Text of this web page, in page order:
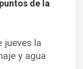
de la
jueves la
y agua